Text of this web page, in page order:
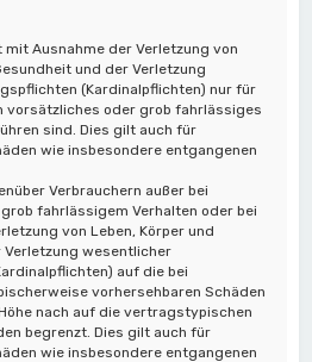
Ausnahme der Verletzung von
und der Verletzung
(Kardinalpflichten) nur für
vorsätzliches oder grob fahrlässiges
sind. Dies gilt auch für
wie insbesondere entgangenen
Verbrauchern außer bei
fahrlässigem Verhalten oder bei
von Leben, Körper und
Verletzung wesentlicher
auf die bei
vorhersehbaren Schäden
nach auf die vertragstypischen
begrenzt. Dies gilt auch für
wie insbesondere entgangenen